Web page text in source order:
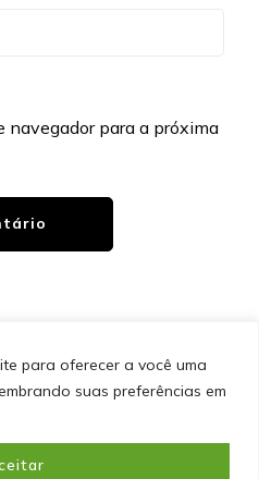
para oferecer a você uma
suas preferências em
navegador para a próxima
Portal do Inferno
PRIVACIDADE
EQUIPE